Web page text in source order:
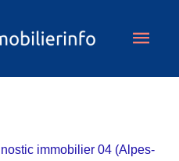
immobilier 04 (Alpes-